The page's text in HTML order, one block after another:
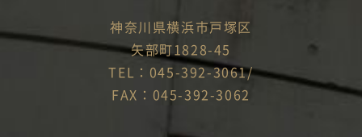
神奈川県横浜市戸塚区
矢部町1828-45
TEL：045-392-3061/
FAX：045-392-3062